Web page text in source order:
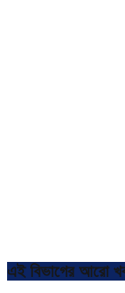
এই বিভাগের আরো